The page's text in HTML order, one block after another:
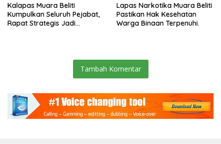
Kalapas Muara Beliti
Kumpulkan Seluruh Pejabat,
Rapat Strategis Jadi
Lapas Narkotika Muara Beliti
Pastikan Hak Kesehatan
Warga Binaan Terpenuhi.
Tambah Komentar